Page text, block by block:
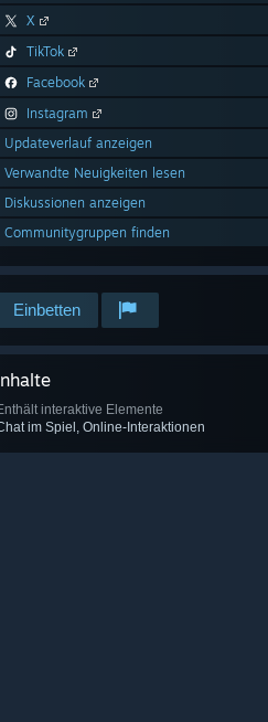
X
TikTok
Facebook
Instagram
Updateverlauf anzeigen
Verwandte Neuigkeiten lesen
Diskussionen anzeigen
Communitygruppen finden
Einbetten
interaktive Elemente
im Spiel, Online-Interaktionen